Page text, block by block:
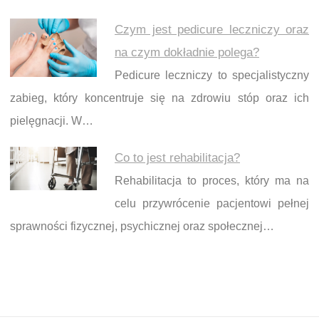
Czym jest pedicure leczniczy oraz
na czym dokładnie polega?
Pedicure leczniczy to specjalistyczny
zabieg, który koncentruje się na zdrowiu stóp oraz ich
pielęgnacji. W…
Co to jest rehabilitacja?
Rehabilitacja to proces, który ma na
celu przywrócenie pacjentowi pełnej
sprawności fizycznej, psychicznej oraz społecznej…